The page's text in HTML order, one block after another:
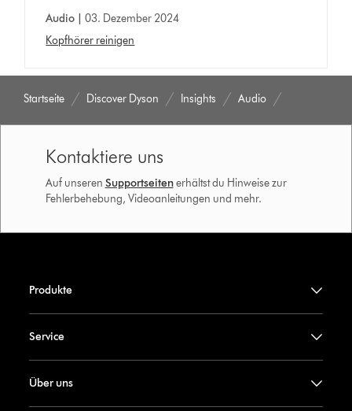
Audio |
03. Dezember 2024
Kopfhörer reinigen
Startseite Discover Dyson Insights Audio
Kontaktiere uns
Auf unseren Supportseiten erhältst du Hinweise zur
Fehlerbehebung, Videoanleitungen und mehr.
Produkte
Service
Über uns